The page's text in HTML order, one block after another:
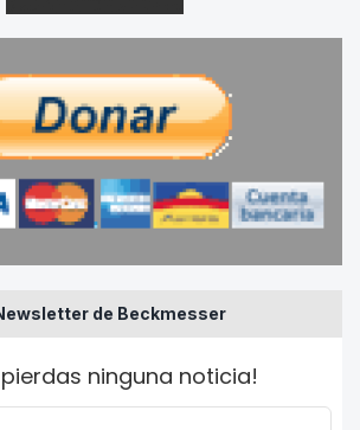
de Beckmesser
pierdas ninguna noticia!